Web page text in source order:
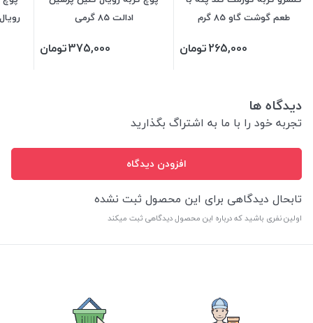
طعم گوشت گاو 85 گرم
265,000تومان
ادالت 85 گرمی
375,000تومان
رویال
دیدگاه ها
تجربه خود را با ما به اشتراگ بگذارید
افزودن دیدگاه
تابحال دیدگاهی برای این محصول ثبت نشده
اولین نفری باشید که درباره این محصول دیدگاهی ثبت میکند